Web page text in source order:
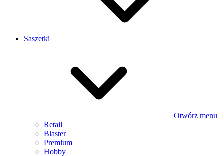
Saszetki
Otwórz menu
Retail
Blaster
Premium
Hobby